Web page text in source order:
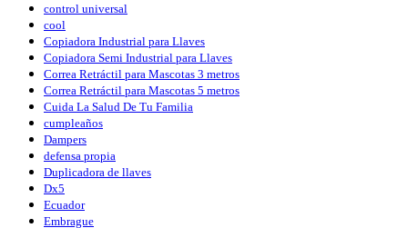
control universal
cool
Copiadora Industrial para Llaves
Copiadora Semi Industrial para Llaves
Correa Retráctil para Mascotas 3 metros
Correa Retráctil para Mascotas 5 metros
Cuida La Salud De Tu Familia
cumpleaños
Dampers
defensa propia
Duplicadora de llaves
Dx5
Ecuador
Embrague